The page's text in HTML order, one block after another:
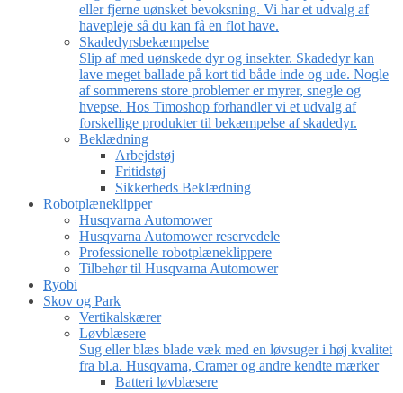
eller fjerne uønsket bevoksning. Vi har et udvalg af
havepleje så du kan få en flot have.
Skadedyrsbekæmpelse
Slip af med uønskede dyr og insekter. Skadedyr kan
lave meget ballade på kort tid både inde og ude. Nogle
af sommerens store problemer er myrer, snegle og
hvepse. Hos Timoshop forhandler vi et udvalg af
forskellige produkter til bekæmpelse af skadedyr.
Beklædning
Arbejdstøj
Fritidstøj
Sikkerheds Beklædning
Robotplæneklipper
Husqvarna Automower
Husqvarna Automower reservedele
Professionelle robotplæneklippere
Tilbehør til Husqvarna Automower
Ryobi
Skov og Park
Vertikalskærer
Løvblæsere
Sug eller blæs blade væk med en løvsuger i høj kvalitet
fra bl.a. Husqvarna, Cramer og andre kendte mærker
Batteri løvblæsere